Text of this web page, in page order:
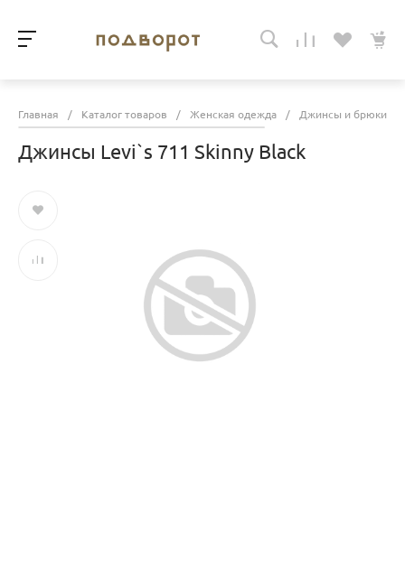
Главная / Каталог товаров / Женская одежда / Джинсы и брюки
Джинсы Levi`s 711 Skinny Black